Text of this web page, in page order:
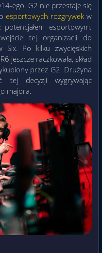
ego. G2 nie przestaje się
esportowych rozgrywekw
esportowym.
tej organizacji do
Six. Po kilku zwycięskich
jeszcze raczkowała, skład
przez G2. Drużyna
tej decyzji wygrywając
majora.